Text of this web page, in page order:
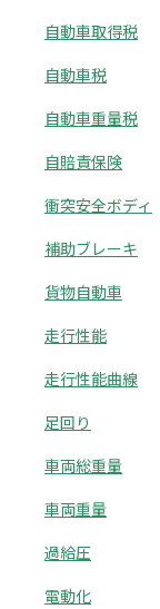
自動車取得税
自動車税
自動車重量税
自賠責保険
衝突安全ボディ
補助ブレーキ
貨物自動車
走行性能
走行性能曲線
足回り
車両総重量
車両重量
過給圧
電動化